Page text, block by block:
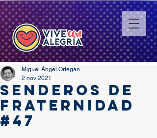
SENDEROS DE
FRATERNIDAD
#47
Miguel Ángel Ortegán
2 nov 2021